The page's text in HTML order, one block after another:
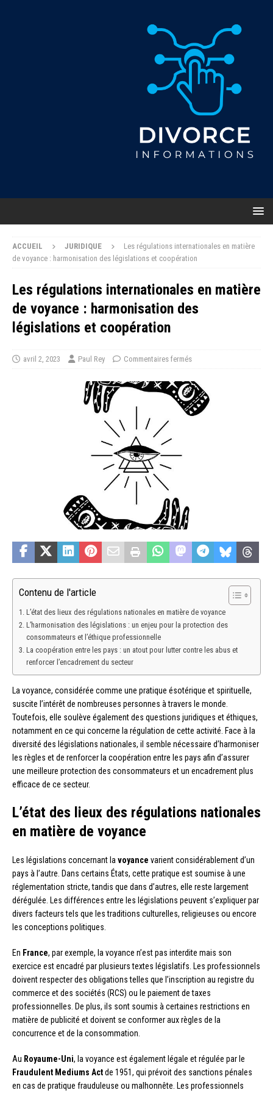
ACCUEIL JURIDIQUE
Les régulations internationales en matière
de voyance : harmonisation des législations et coopération
Les régulations internationales en matière
de voyance : harmonisation des
législations et coopération
avril 2, 2023 Paul Rey Commentaires fermés
Contenu de l'article
L’état des lieux des régulations nationales en matière de voyance
L’harmonisation des législations : un enjeu pour la protection des
consommateurs et l’éthique professionnelle
La coopération entre les pays : un atout pour lutter contre les abus et
renforcer l’encadrement du secteur
La voyance, considérée comme une pratique ésotérique et spirituelle,
suscite l’intérêt de nombreuses personnes à travers le monde.
Toutefois, elle soulève également des questions juridiques et éthiques,
notamment en ce qui concerne la régulation de cette activité. Face à la
diversité des législations nationales, il semble nécessaire d’harmoniser
les règles et de renforcer la coopération entre les pays afin d’assurer
une meilleure protection des consommateurs et un encadrement plus
efficace de ce secteur.
L’état des lieux des régulations nationales
en matière de voyance
Les législations concernant la voyance varient considérablement d’un
pays à l’autre. Dans certains États, cette pratique est soumise à une
réglementation stricte, tandis que dans d’autres, elle reste largement
dérégulée. Les différences entre les législations peuvent s’expliquer par
divers facteurs tels que les traditions culturelles, religieuses ou encore
les conceptions politiques.
En France, par exemple, la voyance n’est pas interdite mais son
exercice est encadré par plusieurs textes législatifs. Les professionnels
doivent respecter des obligations telles que l’inscription au registre du
commerce et des sociétés (RCS) ou le paiement de taxes
professionnelles. De plus, ils sont soumis à certaines restrictions en
matière de publicité et doivent se conformer aux règles de la
concurrence et de la consommation.
Au Royaume-Uni, la voyance est également légale et régulée par le
Fraudulent Mediums Actde 1951, qui prévoit des sanctions pénales
en cas de pratique frauduleuse ou malhonnête. Les professionnels